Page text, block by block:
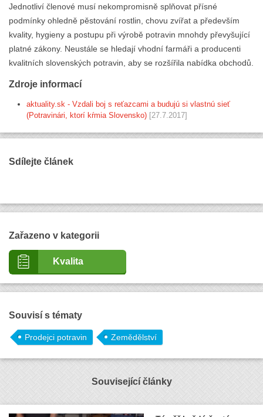
Jednotliví členové musí nekompromisně splňovat přísné
podmínky ohledně pěstování rostlin, chovu zvířat a především
kvality, hygieny a postupu při výrobě potravin mnohdy převyšující
platné zákony. Neustále se hledají vhodní farmáři a producenti
kvalitních slovenských potravin, aby se rozšířila nabídka obchodů.
Zdroje informací
aktuality.sk - Vzdali boj s reťazcami a budujú si vlastnú sieť
(Potravinári, ktorí kŕmia Slovensko) [27.7.2017]
Sdílejte článek
Zařazeno v kategorii
Kvalita
Souvisí s tématy
Prodejci potravin Zemědělství
Související články